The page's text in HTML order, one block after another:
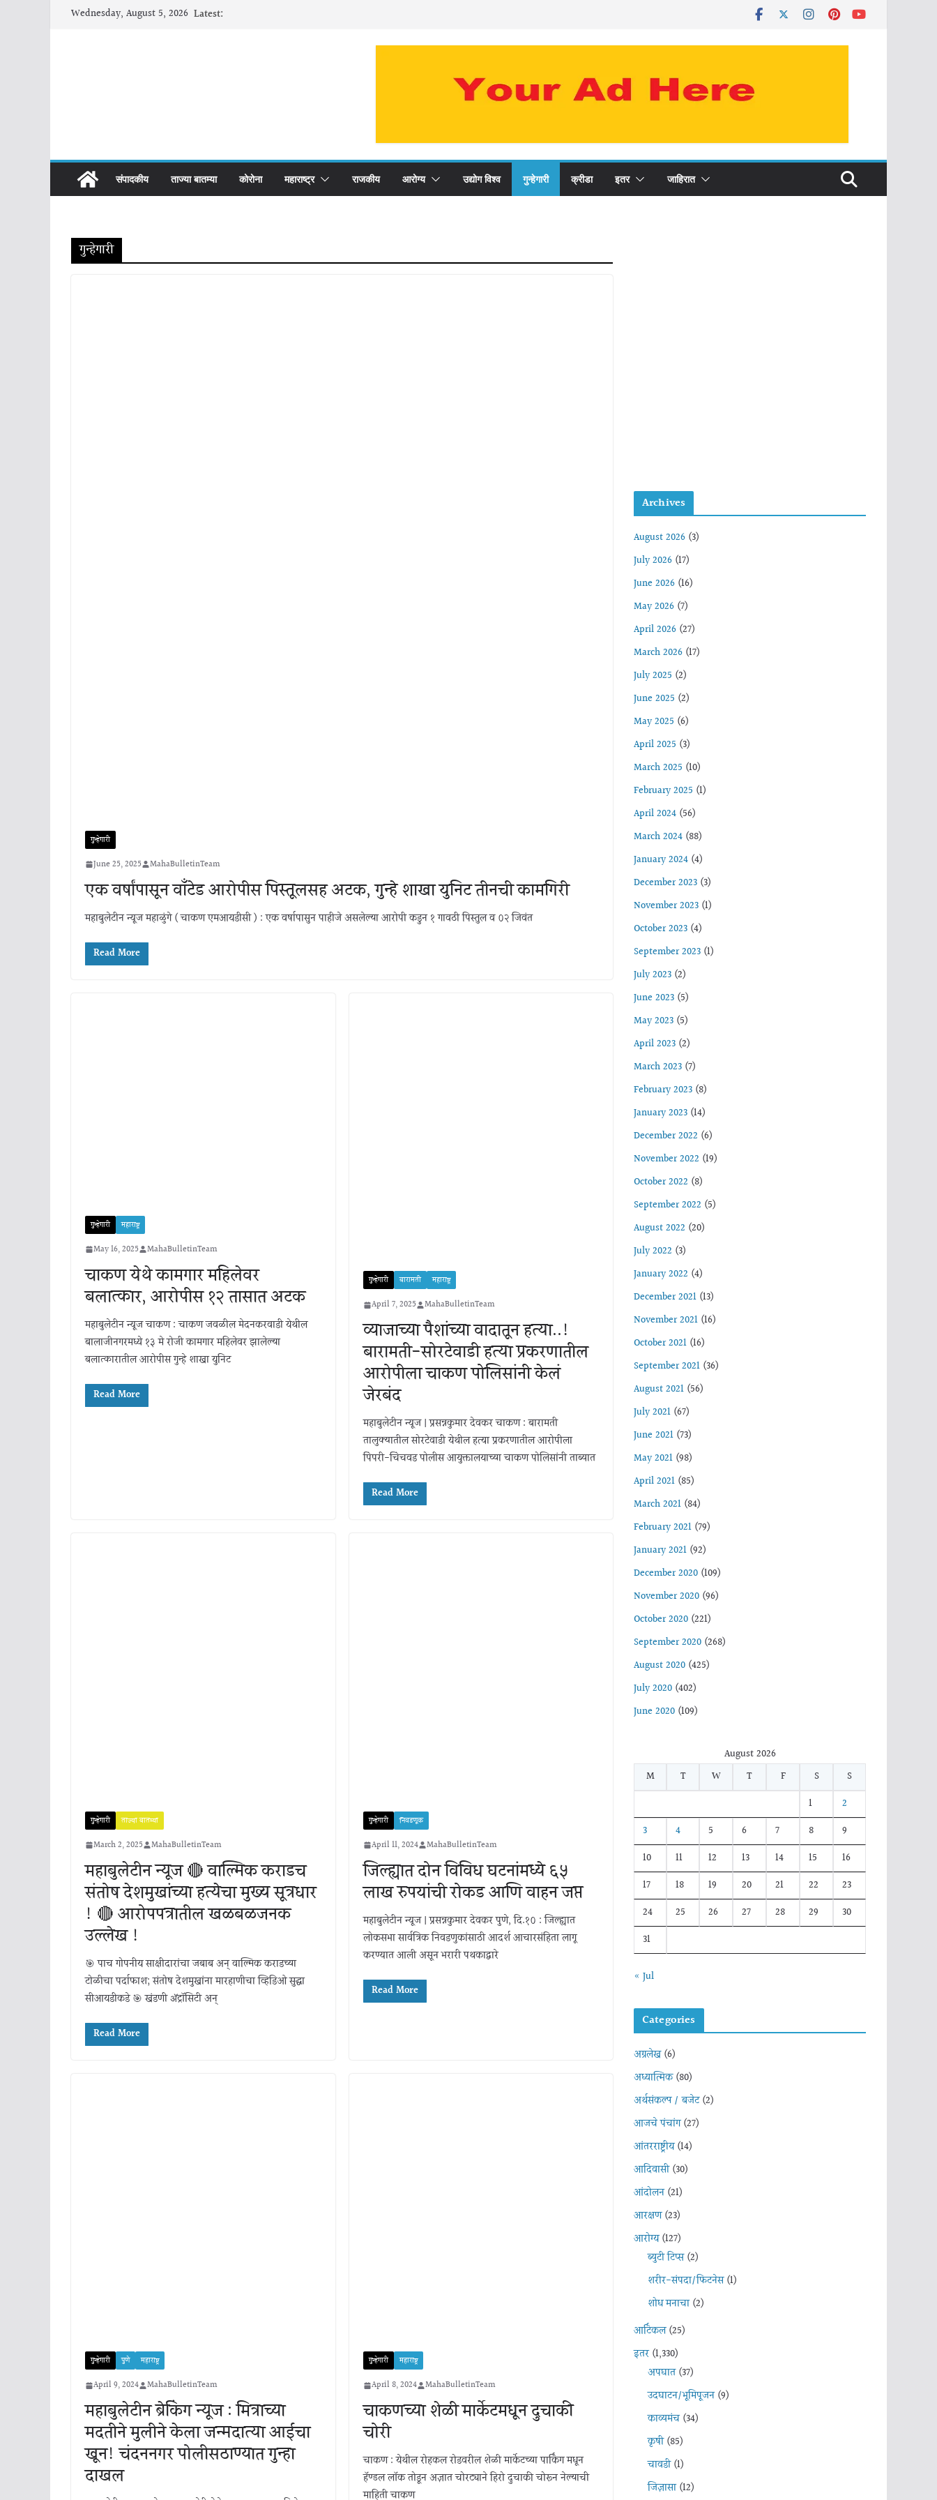
Wednesday, August 5, 2026 Latest:
संपादकीय ताज्या बातम्या कोरोना महाराष्ट्र राजकीय आरोग्य उद्योग विश्व गुन्हेगारी क्रीडा इतर जाहिरात
गुन्हेगारी
गुन्हेगारी
June 25, 2025 MahaBulletinTeam
एक वर्षांपासून वाँटेड आरोपीस पिस्तूलसह अटक, गुन्हे शाखा युनिट तीनची कामगिरी
महाबुलेटीन न्यूज महाळुंगे ( चाकण एमआयडीसी ) : एक वर्षापासुन पाहीजे असलेल्या आरोपी कडुन १ गावठी पिस्तुल व ०२ जिवंत
Read More
गुन्हेगारी महाराष्ट्र
May 16, 2025 MahaBulletinTeam
चाकण येथे कामगार महिलेवर
बलात्कार, आरोपीस १२ तासात अटक
महाबुलेटीन न्यूज चाकण : चाकण जवळील मेदनकरवाडी येथील
बालाजीनगरमध्ये १३ मे रोजी कामगार महिलेवर झालेल्या
बलात्कारातील आरोपीस गुन्हे शाखा युनिट
Read More
गुन्हेगारी बारामती महाराष्ट्र
April 7, 2025 MahaBulletinTeam
व्याजाच्या पैशांच्या वादातून हत्या..!
बारामती-सोरटेवाडी हत्या प्रकरणातील
आरोपीला चाकण पोलिसांनी केलं
जेरबंद
महाबुलेटीन न्यूज | प्रसन्नकुमार देवकर चाकण : बारामती
तालुक्यातील सोरटेवाडी येथील हत्या प्रकरणातील आरोपीला
पिंपरी-चिंचवड पोलीस आयुक्तालयाच्या चाकण पोलिसांनी ताब्यात
Read More
गुन्हेगारी ताज्या बातम्या
March 2, 2025 MahaBulletinTeam
महाबुलेटीन न्यूज 🔴 वाल्मिक कराडच
संतोष देशमुखांच्या हत्येचा मुख्य सूत्रधार
! 🔴 आरोपपत्रातील खळबळजनक
उल्लेख !
🎯 पाच गोपनीय साक्षीदारांचा जबाब अन् वाल्मिक कराडच्या
टोळीचा पर्दाफाश; संतोष देशमुखांना मारहाणीचा व्हिडिओ सुद्धा
सीआयडीकडे 🎯 खंडणी ॲट्रॉसिटी अन्
Read More
गुन्हेगारी निवडणूक
April 11, 2024 MahaBulletinTeam
जिल्ह्यात दोन विविध घटनांमध्ये ६५
लाख रुपयांची रोकड आणि वाहन जप्त
महाबुलेटीन न्यूज | प्रसन्नकुमार देवकर पुणे, दि.१० : जिल्ह्यात
लोकसभा सार्वत्रिक निवडणुकांसाठी आदर्श आचारसंहिता लागू
करण्यात आली असून भरारी पथकाद्वारे
Read More
गुन्हेगारी पुणे महाराष्ट्र
April 9, 2024 MahaBulletinTeam
महाबुलेटीन ब्रेकिंग न्यूज : मित्राच्या
मदतीने मुलीने केला जन्मदात्या आईचा
खून! चंदननगर पोलीसठाण्यात गुन्हा
दाखल
गुन्हेगारी महाराष्ट्र
April 8, 2024 MahaBulletinTeam
चाकणच्या शेळी मार्केटमधून दुचाकी
चोरी
चाकण : येथील रोहकल रोडवरील शेळी मार्केटच्या पार्किंग मधून
हॅण्डल लॉक तोडून अज्ञात चोरट्याने हिरो दुचाकी चोरून नेल्याची
माहिती चाकण
Archives
August 2026 (3)
July 2026 (17)
June 2026 (16)
May 2026 (7)
April 2026 (27)
March 2026 (17)
July 2025 (2)
June 2025 (2)
May 2025 (6)
April 2025 (3)
March 2025 (10)
February 2025 (1)
April 2024 (56)
March 2024 (88)
January 2024 (4)
December 2023 (3)
November 2023 (1)
October 2023 (4)
September 2023 (1)
July 2023 (2)
June 2023 (5)
May 2023 (5)
April 2023 (2)
March 2023 (7)
February 2023 (8)
January 2023 (14)
December 2022 (6)
November 2022 (19)
October 2022 (8)
September 2022 (5)
August 2022 (20)
July 2022 (3)
January 2022 (4)
December 2021 (13)
November 2021 (16)
October 2021 (16)
September 2021 (36)
August 2021 (56)
July 2021 (67)
June 2021 (73)
May 2021 (98)
April 2021 (85)
March 2021 (84)
February 2021 (79)
January 2021 (92)
December 2020 (109)
November 2020 (96)
October 2020 (221)
September 2020 (268)
August 2020 (425)
July 2020 (402)
June 2020 (109)
August 2026
M
T W T F S
S
1
2
3
4 5 6 7 8
9
10
11 12 13 14 15
16
17
18 19 20 21 22
23
24
25 26 27 28 29
30
31
« Jul
Categories
अग्रलेख(6)
अध्यात्मिक(80)
अर्थसंकल्प / बजेट(2)
आजचे पंचांग(27)
आंतरराष्ट्रीय(14)
आदिवासी(30)
आंदोलन(21)
आरक्षण(23)
आरोग्य(127)
ब्युटी टिप्स(2)
शरीर-संपदा/फिटनेस(1)
शोध मनाचा(2)
आर्टिकल(25)
इतर(1,330)
अपघात(37)
उदघाटन/भूमिपूजन(9)
काव्यमंच(34)
कृषी(85)
चावडी(1)
जिज्ञासा(12)